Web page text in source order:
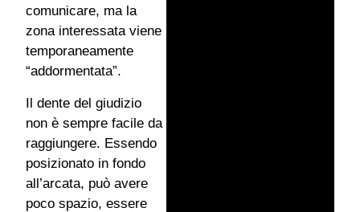
comunicare, ma la
zona interessata viene
temporaneamente
“addormentata”.
Il dente del giudizio
non è sempre facile da
raggiungere. Essendo
posizionato in fondo
all’arcata, può avere
poco spazio, essere